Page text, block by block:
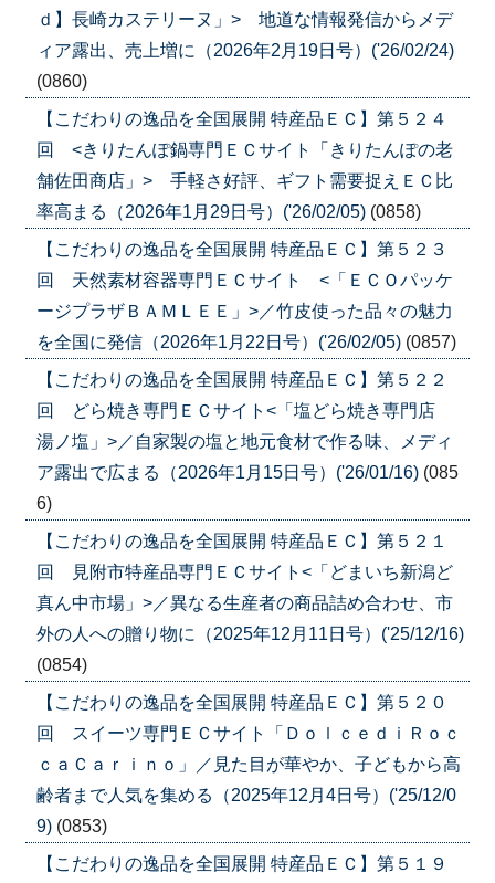
ｄ】長崎カステリーヌ」> 地道な情報発信からメデ
ィア露出、売上増に（2026年2月19日号）('26/02/24)
(0860)
【こだわりの逸品を全国展開 特産品ＥＣ】第５２４
回 <きりたんぽ鍋専門ＥＣサイト「きりたんぽの老
舗佐田商店」> 手軽さ好評、ギフト需要捉えＥＣ比
率高まる（2026年1月29日号）('26/02/05) (0858)
【こだわりの逸品を全国展開 特産品ＥＣ】第５２３
回 天然素材容器専門ＥＣサイト <「ＥＣＯパッケ
ージプラザＢＡＭＬＥＥ」>／竹皮使った品々の魅力
を全国に発信（2026年1月22日号）('26/02/05) (0857)
【こだわりの逸品を全国展開 特産品ＥＣ】第５２２
回 どら焼き専門ＥＣサイト<「塩どら焼き専門店
湯ノ塩」>／自家製の塩と地元食材で作る味、メディ
ア露出で広まる（2026年1月15日号）('26/01/16) (085
6)
【こだわりの逸品を全国展開 特産品ＥＣ】第５２１
回 見附市特産品専門ＥＣサイト<「どまいち新潟ど
真ん中市場」>／異なる生産者の商品詰め合わせ、市
外の人への贈り物に（2025年12月11日号）('25/12/16)
(0854)
【こだわりの逸品を全国展開 特産品ＥＣ】第５２０
回 スイーツ専門ＥＣサイト「ＤｏｌｃｅｄｉＲｏｃ
ｃａＣａｒｉｎｏ」／見た目が華やか、子どもから高
齢者まで人気を集める（2025年12月4日号）('25/12/0
9) (0853)
【こだわりの逸品を全国展開 特産品ＥＣ】第５１９